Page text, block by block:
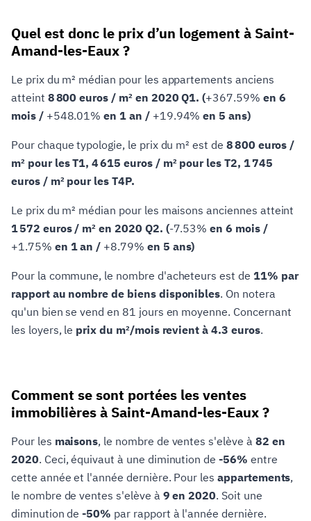
Quel est donc le prix d’un logement à Saint-
Amand-les-Eaux ?
Le prix du m² médian pour les appartements anciens
atteint 8 800 euros / m² en 2020 Q1. (+367.59% en 6
mois / +548.01% en 1 an / +19.94% en 5 ans)
Pour chaque typologie, le prix du m² est de 8 800 euros /
m² pour les T1, 4 615 euros / m² pour les T2, 1 745
euros / m² pour les T4P.
Le prix du m² médian pour les maisons anciennes atteint
1 572 euros / m² en 2020 Q2. (-7.53% en 6 mois /
+1.75% en 1 an / +8.79% en 5 ans)
Pour la commune, le nombre d'acheteurs est de 11% par
rapport au nombre de biens disponibles. On notera
qu'un bien se vend en 81 jours en moyenne. Concernant
les loyers, le prix du m²/mois revient à 4.3 euros.
Comment se sont portées les ventes
immobilières à Saint-Amand-les-Eaux ?
Pour les maisons, le nombre de ventes s'elève à 82 en
2020. Ceci, équivaut à une diminution de-56% entre
cette année et l'année dernière. Pour les appartements,
le nombre de ventes s'elève à 9 en 2020. Soit une
diminution de-50% par rapport à l'année dernière.